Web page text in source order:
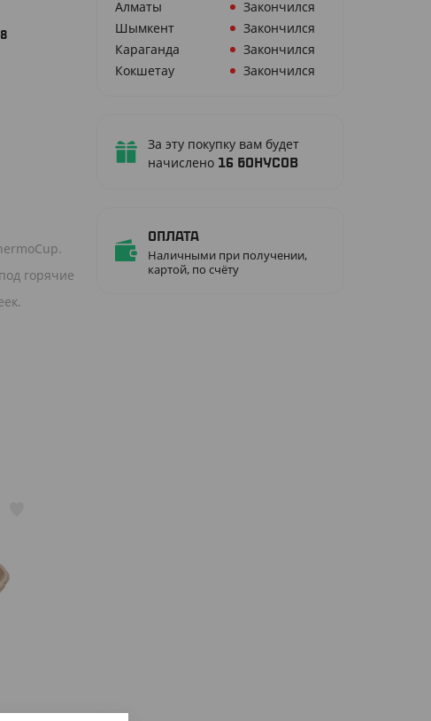
Алматы
Закончился
Шымкент
Закончился
Караганда
Закончился
Кокшетау
Закончился
За эту покупку вам будет
начислено 16 бонусов
Оплата
Наличными при получении,
картой, по счёту
горячие